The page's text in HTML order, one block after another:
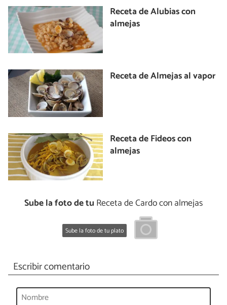
Receta de Alubias con
almejas
Receta de Almejas al vapor
Receta de Fideos con
almejas
Sube la foto de tu Receta de Cardo con almejas
Sube la foto de tu plato
Escribir comentario